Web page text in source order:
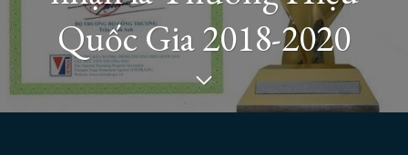
Quốc Gia 2018-2020